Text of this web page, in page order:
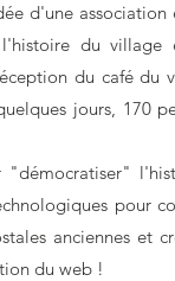
d'une
du village
du café du
jours, 170
"démocratiser"
pour
anciennes et
du web !